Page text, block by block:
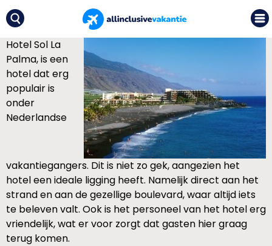
Hotel Sol La
Palma, is een
hotel dat erg
populair is
onder
Nederlandse
vakantiegangers. Dit is niet zo gek, aangezien het
hotel een ideale ligging heeft. Namelijk direct aan het
strand en aan de gezellige boulevard, waar altijd iets
te beleven valt. Ook is het personeel van het hotel erg
vriendelijk, wat er voor zorgt dat gasten hier graag
terug komen.